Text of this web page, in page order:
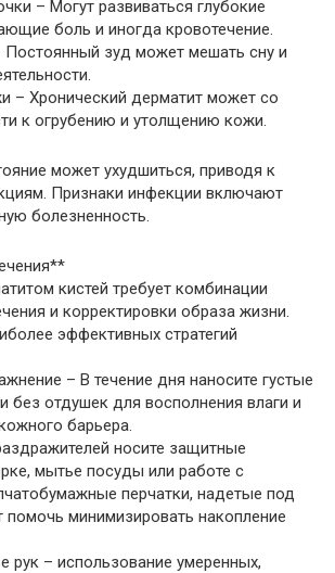
– Могут развиваться глубокие
боль и иногда кровотечение.
зуд может мешать сну и
– Хронический дерматит может со
к огрубению и утолщению кожи.
может ухудшиться, приводя к
Признаки инфекции включают
болезненность.
кистей требует комбинации
и корректировки образа жизни.
эффективных стратегий
– В течение дня наносите густые
без отдушек для восполнения влаги и
барьера.
носите защитные
мытье посуды или работе с
перчатки, надетые под
помочь минимизировать накопление
рук – использование умеренных,